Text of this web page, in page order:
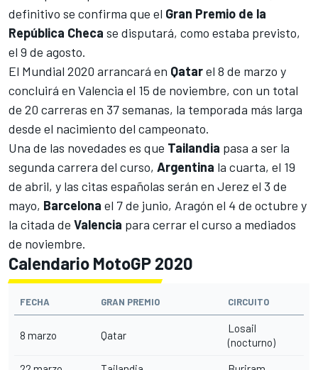
definitivo se confirma que el Gran Premio de la
República Checa se disputará, como estaba previsto,
el 9 de agosto.
El Mundial 2020 arrancará en Qatarel 8 de marzo y
concluirá en Valencia el 15 de noviembre, con un total
de 20 carreras en 37 semanas, la temporada más larga
desde el nacimiento del campeonato.
Una de las novedades es que Tailandia pasa a ser la
segunda carrera del curso, Argentina la cuarta, el 19
de abril, y las citas españolas serán en Jerez el 3 de
mayo, Barcelona el 7 de junio, Aragón el 4 de octubre y
la citada de Valencia para cerrar el curso a mediados
de noviembre.
Calendario MotoGP 2020
FECHA GRAN PREMIO CIRCUITO
8 marzo Qatar
Losail
(nocturno)